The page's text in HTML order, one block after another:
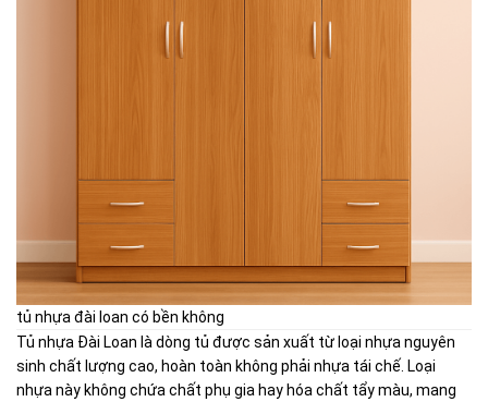
tủ nhựa đài loan có bền không
Tủ nhựa Đài Loan là dòng tủ được sản xuất từ loại nhựa nguyên
sinh chất lượng cao, hoàn toàn không phải nhựa tái chế. Loại
nhựa này không chứa chất phụ gia hay hóa chất tẩy màu, mang